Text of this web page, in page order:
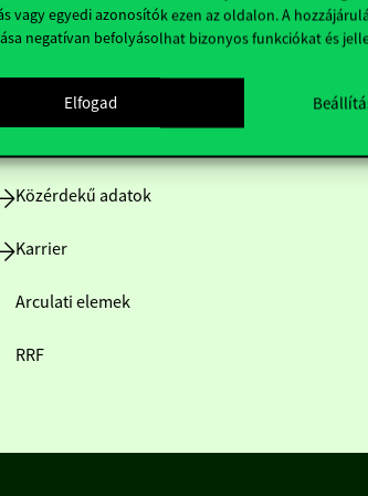
vagy egyedi azonosítók ezen az oldalon. A
negatívan befolyásolhat bizonyos funkciókat és
Elfogad
Közérdekű adatok
Karrier
Arculati elemek
RRF